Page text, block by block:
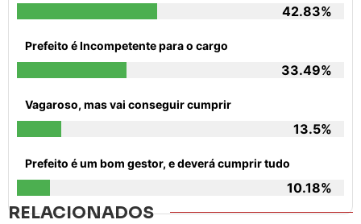
42.83%
Prefeito é Incompetente para o cargo
33.49%
Vagaroso, mas vai conseguir cumprir
13.5%
Prefeito é um bom gestor, e deverá cumprir tudo
10.18%
RELACIONADOS